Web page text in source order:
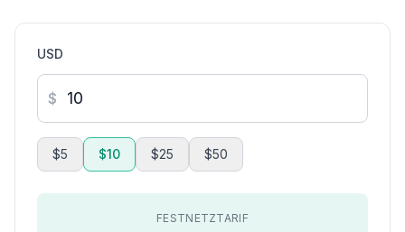
USD
$
$5 $10 $25 $50
FESTNETZTARIF